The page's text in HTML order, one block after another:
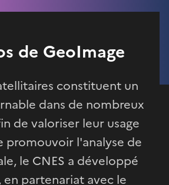
de GeoImage
constituent un
dans de nombreux
de valoriser leur usage
promouvoir l'analyse de
le CNES a développé
en partenariat avec le